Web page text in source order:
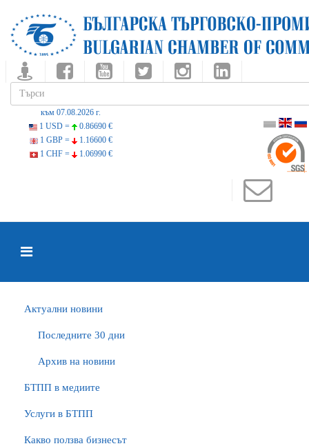
към 07.08.2026 г.
1 USD =
0.86690 €
1 GBP =
1.16600 €
1 CHF =
1.06990 €
Актуални новини
Последните 30 дни
Архив на новини
БTПП в медиите
Услуги в БТПП
Какво ползва бизнесът